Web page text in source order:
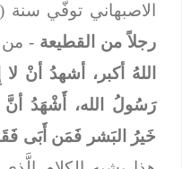
الاصبهاني توفّي سنة (356) للهجرة
رجلاً من القطيعة- من
اللهُ أكبر، أشهدُ أنْ
رَسُولُ الله، أَشْهَدُ أنَّ
خَيرُ البَشر فَمَن أَبَى